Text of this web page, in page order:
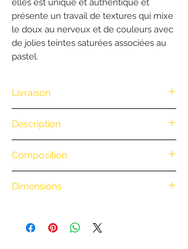
elles est unique et authentique et
présente un travail de textures qui mixe
le doux au nerveux et de couleurs avec
de jolies teintes saturées associées au
pastel.
Livraison
100€ d'achat. (Exclusivité Web non
valable pour une commande
par téléphone)
• Retrait en boutique : gratuit
• Livraison à vélo par notre coursier
0 à 3 km : 8 €
Description
Composition
Dimensions
Diamètre : 16 cm